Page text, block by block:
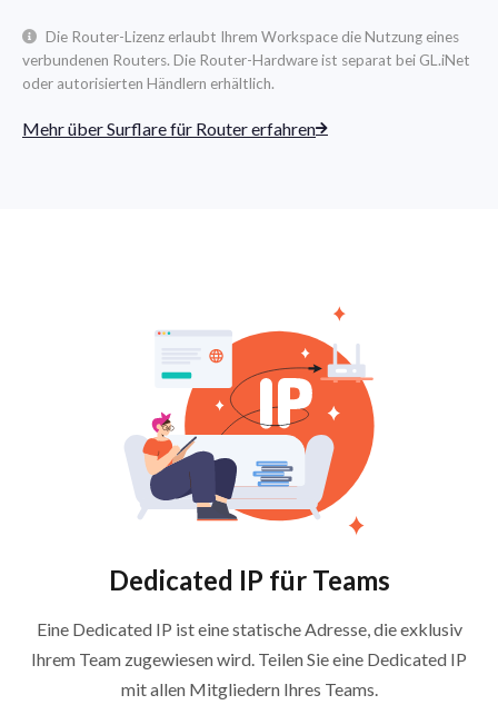
Die Router-Lizenz erlaubt Ihrem Workspace die Nutzung eines
verbundenen Routers. Die Router-Hardware ist separat bei GL.iNet
oder autorisierten Händlern erhältlich.
Mehr über Surflare für Router erfahren
Dedicated IP für Teams
Eine Dedicated IP ist eine statische Adresse, die exklusiv
Ihrem Team zugewiesen wird. Teilen Sie eine Dedicated IP
mit allen Mitgliedern Ihres Teams.